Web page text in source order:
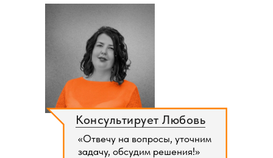
«Отвечу на вопросы, уточним
задачу, обсудим решения!»
Консультирует Любовь